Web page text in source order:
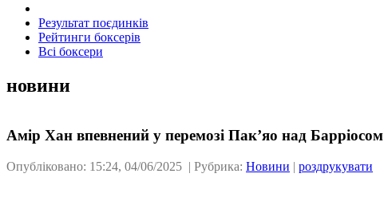
Результат поєдинків
Рейтинги боксерів
Всі боксери
новини
Амір Хан впевнений у перемозі Пак’яо над Барріосом
Опубліковано: 15:24, 04/06/2025 | Рубрика: Новини | роздрукувати